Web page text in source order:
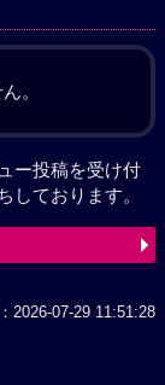
。
ー投稿を受け付
しております。
2026-07-29 11:51:28